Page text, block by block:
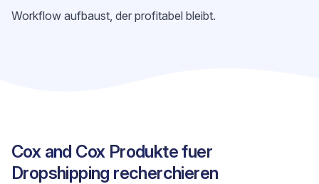
Workflow aufbaust, der profitabel bleibt.
Cox and Cox Produkte fuer
Dropshipping recherchieren